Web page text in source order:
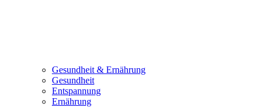
Gesundheit & Ernährung
Gesundheit
Entspannung
Ernährung